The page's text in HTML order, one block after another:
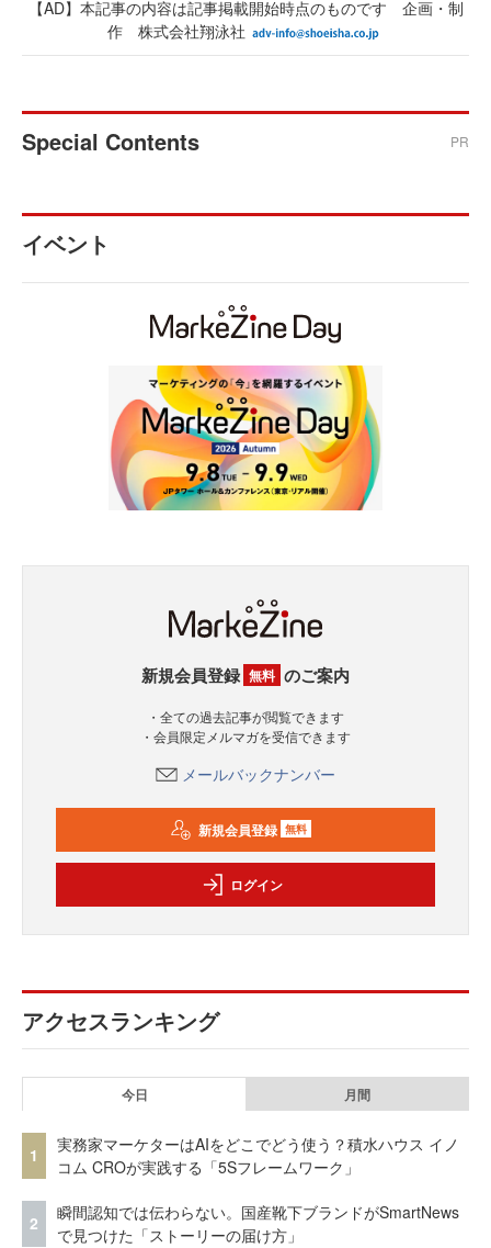
【AD】本記事の内容は記事掲載開始時点のものです 企画・制
作 株式会社翔泳社
Special Contents PR
イベント
新規会員登録 無料 のご案内
・全ての過去記事が閲覧できます
・会員限定メルマガを受信できます
メールバックナンバー
新規会員登録 無料
ログイン
アクセスランキング
今日 月間
1
実務家マーケターはAIをどこでどう使う？積水ハウス イノ
コム CROが実践する「5Sフレームワーク」
2
瞬間認知では伝わらない。国産靴下ブランドがSmartNews
で見つけた「ストーリーの届け方」